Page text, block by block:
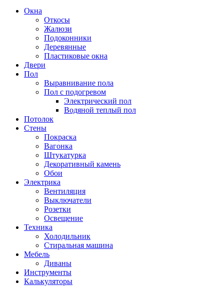
Окна
Откосы
Жалюзи
Подоконники
Деревянные
Пластиковые окна
Двери
Пол
Выравнивание пола
Пол с подогревом
Электрический пол
Водяной теплый пол
Потолок
Стены
Покраска
Вагонка
Штукатурка
Декоративный камень
Обои
Электрика
Вентиляция
Выключатели
Розетки
Освещение
Техника
Холодильник
Стиральная машина
Мебель
Диваны
Инструменты
Калькуляторы